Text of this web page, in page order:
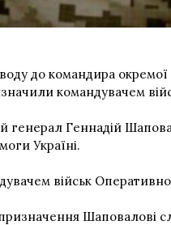
до командира
командувачем
генерал Геннадій
Україні.
військ
Шаповалові